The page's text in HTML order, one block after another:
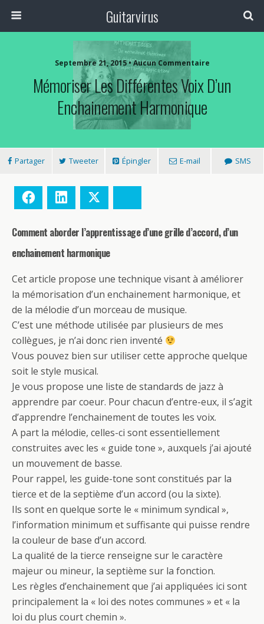
Guitarvirus
Septembre 21, 2015 • Aucun Commentaire
Mémoriser Les Différentes Voix D’un
Enchainement Harmonique
Partager Tweeter Épingler E-mail SMS
Facebook LinkedIn
Comment aborder l’apprentissage d’une grille d’accord, d’un
enchainement harmonique
Cet article propose une technique visant à améliorer
la mémorisation d’un enchainement harmonique, et
de la mélodie d’un morceau de musique.
C’est une méthode utilisée par plusieurs de mes
collègues, je n’ai donc rien inventé
Vous pouvez bien sur utiliser cette approche quelque
soit le style musical.
Je vous propose une liste de standards de jazz à
apprendre par coeur. Pour chacun d’entre-eux, il s’agit
d’apprendre l’enchainement de toutes les voix.
A part la mélodie, celles-ci sont essentiellement
construites avec les « guide tone », auxquels j’ai ajouté
un mouvement de basse.
Pour rappel, les guide-tone sont constitués par la
tierce et de la septième d’un accord (ou la sixte).
Ils sont en quelque sorte le « minimum syndical »,
l’information minimum et suffisante qui puisse rendre
la couleur de base d’un accord.
La qualité de la tierce renseigne sur le caractère
majeur ou mineur, la septième sur la fonction.
Les règles d’enchainement que j’ai appliquées ici sont
principalement la « loi des notes communes » et « la
loi du plus court chemin ».